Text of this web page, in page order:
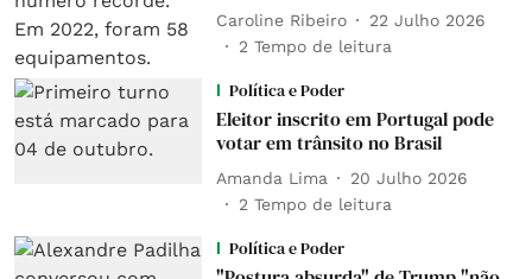
Caroline Ribeiro
22 Julho 2026
2 Tempo de leitura
Política e Poder
Eleitor inscrito em Portugal pode
votar em trânsito no Brasil
Amanda Lima
20 Julho 2026
2 Tempo de leitura
Política e Poder